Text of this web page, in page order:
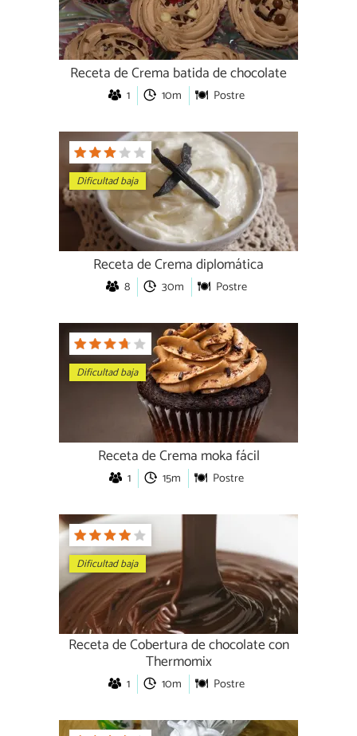
Receta de Crema batida de chocolate
1 10m Postre
Dificultad baja
Receta de Crema diplomática
8 30m Postre
Dificultad baja
Receta de Crema moka fácil
1 15m Postre
Dificultad baja
Receta de Cobertura de chocolate con
Thermomix
1 10m Postre